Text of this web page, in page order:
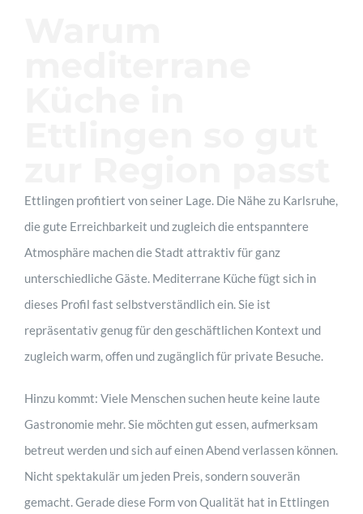
Ettlingen profitiert von seiner Lage. Die Nähe zu Karlsruhe,
die gute Erreichbarkeit und zugleich die entspanntere
Atmosphäre machen die Stadt attraktiv für ganz
unterschiedliche Gäste. Mediterrane Küche fügt sich in
dieses Profil fast selbstverständlich ein. Sie ist
repräsentativ genug für den geschäftlichen Kontext und
zugleich warm, offen und zugänglich für private Besuche.
Hinzu kommt: Viele Menschen suchen heute keine laute
Gastronomie mehr. Sie möchten gut essen, aufmerksam
betreut werden und sich auf einen Abend verlassen können.
Nicht spektakulär um jeden Preis, sondern souverän
gemacht. Gerade diese Form von Qualität hat in Ettlingen